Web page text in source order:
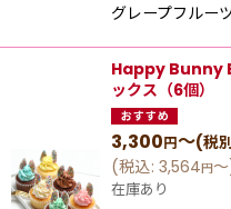
グレープフルー
Happy Bunny
ックス（6個）
3,300円～(税
(税込: 3,564円～
在庫あり